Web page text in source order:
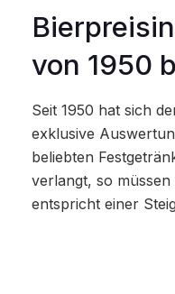
von 1950
Seit 1950 hat sich
exklusive
beliebten
verlangt, so
entspricht einer